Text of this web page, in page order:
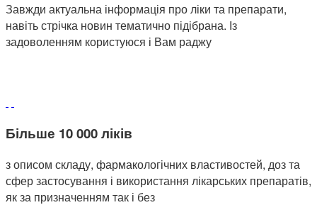
Завжди актуальна інформація про ліки та препарати,
навіть стрічка новин тематично підібрана. Із
задоволенням користуюся і Вам раджу
Більше 10 000 ліків
з описом складу, фармакологічних властивостей, доз та
сфер застосування і використання лікарських препаратів,
як за призначенням так і без